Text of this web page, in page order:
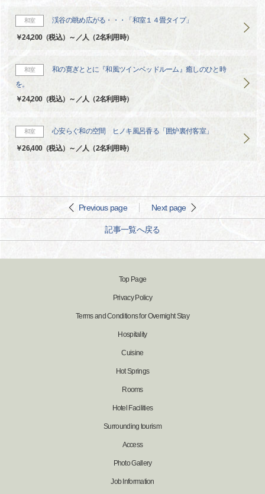
和室 渓谷の眺め広がる・・・「和室１４畳タイプ」
￥24,200（税込）～／人（2名利用時）
和室
和の寛ぎととに『和風ツインベッドルーム』癒しのひと時
を。
￥24,200（税込）～／人（2名利用時）
和室 心安らぐ和の空間 ヒノキ風呂香る「囲炉裏付客室」
￥26,400（税込）～／人（2名利用時）
Previous page Next page
記事一覧へ戻る
Top Page
Privacy Policy
Terms and Conditions for Overnight Stay
Hospitality
Cuisine
Hot Springs
Rooms
Hotel Facilities
Surrounding tourism
Access
Photo Gallery
Job Information